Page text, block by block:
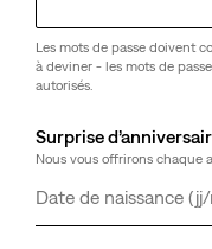
Les mots de passe doivent
à deviner - les mots de
autorisés.
Surprise
Nous vous offrirons chaque
Jour
Mois
Année